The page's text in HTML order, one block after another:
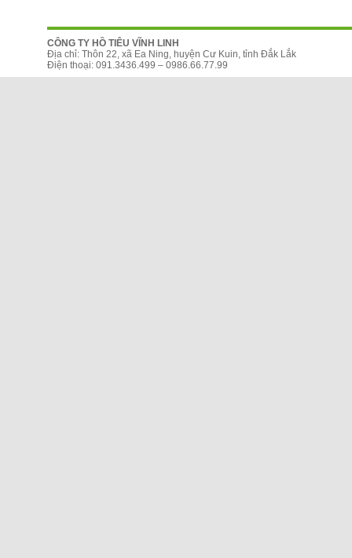
CÔNG TY HỒ TIÊU VĨNH LINH
Địa chỉ: Thôn 22, xã Ea Ning, huyện Cư Kuin, tỉnh Đắk Lắk
Điện thoại: 091.3436.499 – 0986.66.77.99